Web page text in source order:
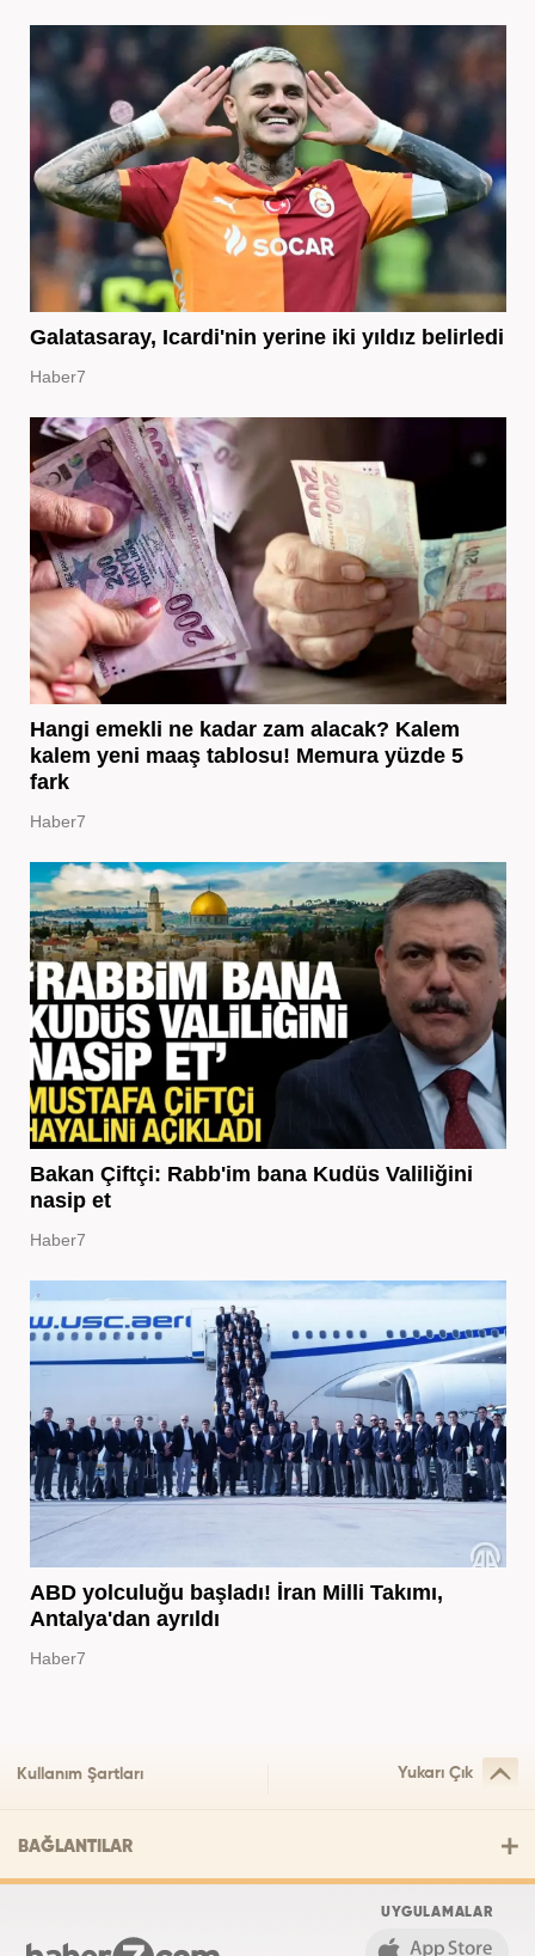
Galatasaray, Icardi'nin yerine iki yıldız belirledi
Haber7
Hangi emekli ne kadar zam alacak? Kalem
kalem yeni maaş tablosu! Memura yüzde 5
fark
Haber7
Bakan Çiftçi: Rabb'im bana Kudüs Valiliğini
nasip et
Haber7
ABD yolculuğu başladı! İran Milli Takımı,
Antalya'dan ayrıldı
Haber7
Kullanım Şartları Yukarı Çık
BAĞLANTILAR
UYGULAMALAR